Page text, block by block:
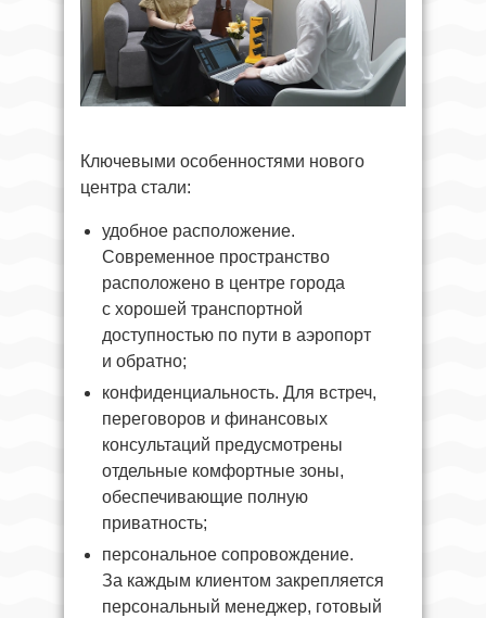
Ключевыми особенностями нового
центра стали:
удобное расположение.
Современное пространство
расположено в центре города
с хорошей транспортной
доступностью по пути в аэропорт
и обратно;
конфиденциальность. Для встреч,
переговоров и финансовых
консультаций предусмотрены
отдельные комфортные зоны,
обеспечивающие полную
приватность;
персональное сопровождение.
За каждым клиентом закрепляется
персональный менеджер, готовый